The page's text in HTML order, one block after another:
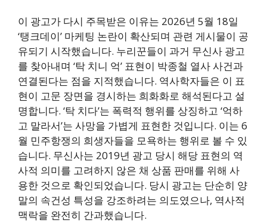
이 광고가 다시 주목받은 이유는 2026년 5월 18일
‘탱크데이’ 마케팅 논란이 확산되며 관련 게시물이 공
유되기 시작했습니다. 누리꾼들이 과거 무신사 광고
를 찾아내며 ‘탁 치니 억’ 표현이 박종철 열사 사건과
연결된다는 점을 지적했습니다. 역사학자들은 이 표
현이 고문 장면을 경시하는 희화화로 해석된다고 설
명합니다. ‘탁 치다’는 폭력적 행위를 상징하고 ‘억하
고 말라서’는 사망을 가볍게 표현한 것입니다. 이는 6
월 민주항쟁의 희생자들을 모욕하는 행위로 볼 수 있
습니다. 무신사는 2019년 광고 당시 해당 표현의 역
사적 의미를 고려하지 않은 채 상품 판매를 위해 사
용한 것으로 확인되었습니다. 당시 광고는 단순히 양
말의 속건성 특성을 강조하려는 의도였으나, 역사적
맥락을 완전히 간과했습니다.